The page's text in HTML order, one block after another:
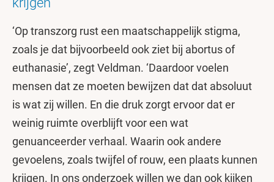
‘Op transzorg rust een maatschappelijk stigma,
zoals je dat bijvoorbeeld ook ziet bij abortus of
euthanasie’, zegt Veldman. ‘Daardoor voelen
mensen dat ze moeten bewijzen dat dat absoluut
is wat zij willen. En die druk zorgt ervoor dat er
weinig ruimte overblijft voor een wat
genuanceerder verhaal. Waarin ook andere
gevoelens, zoals twijfel of rouw, een plaats kunnen
krijgen. In ons onderzoek willen we dan ook kijken